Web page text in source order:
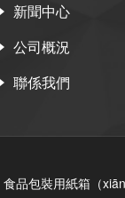
新聞中心
公司概況
聯係我們
食品包裝用紙箱（